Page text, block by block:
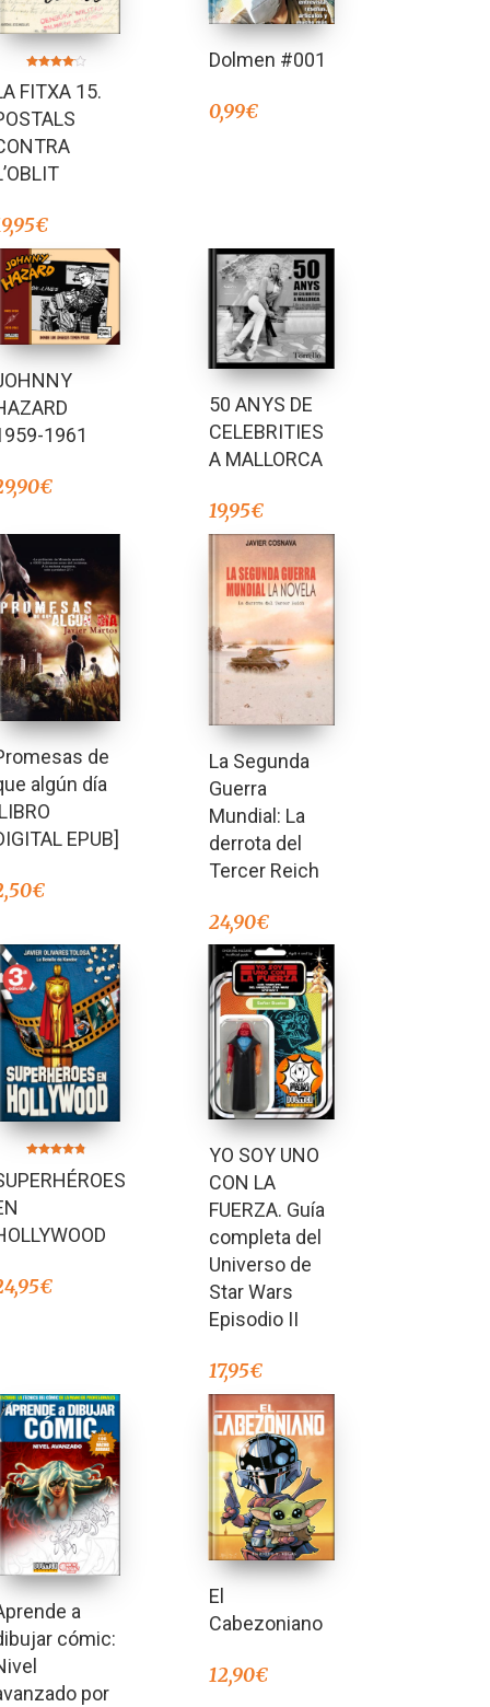
en
4.00
de 5
FITXA 15.
€
Dolmen #001
0,99€
1961
€
50 ANYS DE
CELEBRITIES
A MALLORCA
19,95€
de
algún día
EPUB]
€
La Segunda
Guerra
Mundial: La
derrota del
Tercer Reich
24,90€
4.77
de 5
€
YO SOY UNO
CON LA
FUERZA. Guía
completa del
Universo de
Star Wars
Episodio II
17,95€
a
cómic:
por
El
Cabezoniano
12,90€